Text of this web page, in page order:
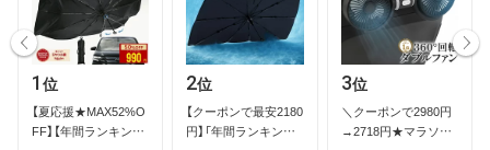
1 位
【​夏​応​援​★​M​A​X​5​2​%​O​
F​F​】​【​年​間​ラ​ン​キ​ン​グ​
2位
【​ク​ー​ポ​ン​で​最​安​2​1​8​0​
円​】​「​年​間​ラ​ン​キ​ン​…
3位
＼​ク​ー​ポ​ン​で​2​9​8​0​円​
→​2​7​1​8​円​★​マ​ラ​ソ​ン​